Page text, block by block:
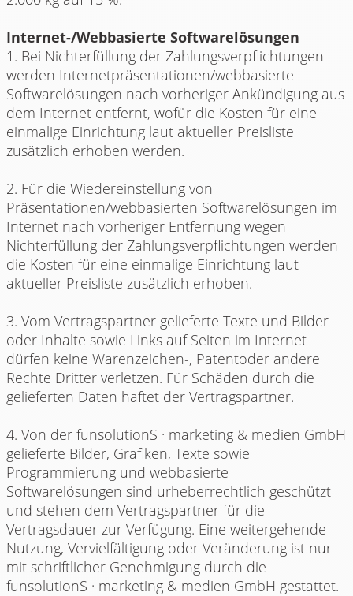
Internet-/Webbasierte Softwarelösungen
1. Bei Nichterfüllung der Zahlungsverpflichtungen
werden Internetpräsentationen/webbasierte
Softwarelösungen nach vorheriger Ankündigung aus
dem Internet entfernt, wofür die Kosten für eine
einmalige Einrichtung laut aktueller Preisliste
zusätzlich erhoben werden.
2. Für die Wiedereinstellung von
Präsentationen/webbasierten Softwarelösungen im
Internet nach vorheriger Entfernung wegen
Nichterfüllung der Zahlungsverpflichtungen werden
die Kosten für eine einmalige Einrichtung laut
aktueller Preisliste zusätzlich erhoben.
3. Vom Vertragspartner gelieferte Texte und Bilder
oder Inhalte sowie Links auf Seiten im Internet
dürfen keine Warenzeichen-, Patentoder andere
Rechte Dritter verletzen. Für Schäden durch die
gelieferten Daten haftet der Vertragspartner.
4. Von der funsolutionS · marketing & medien GmbH
gelieferte Bilder, Grafiken, Texte sowie
Programmierung und webbasierte
Softwarelösungen sind urheberrechtlich geschützt
und stehen dem Vertragspartner für die
Vertragsdauer zur Verfügung. Eine weitergehende
Nutzung, Vervielfältigung oder Veränderung ist nur
mit schriftlicher Genehmigung durch die
funsolutionS · marketing & medien GmbH gestattet.